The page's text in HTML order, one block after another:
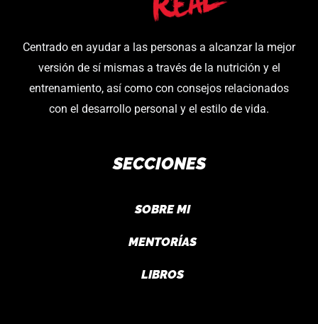
Centrado en ayudar a las personas a alcanzar la mejor
versión de sí mismas a través de la nutrición y el
entrenamiento, así como con consejos relacionados
con el desarrollo personal y el estilo de vida.
SECCIONES
SOBRE MI
MENTORÍAS
LIBROS